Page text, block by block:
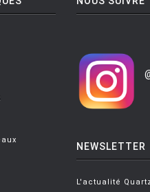
NEWSLETTER
L'actualité